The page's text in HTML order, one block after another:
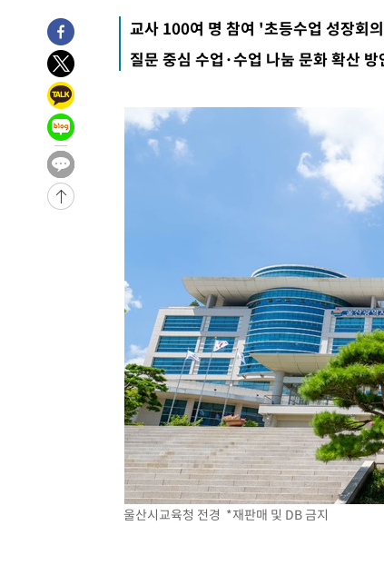
-4473초 전 >
"美간섭에 합의 지연"…트럼프, '이란 호르무즈 통제
-993초 전 >
[속보]산업장관 "李정부, 원전 반대 안해…안정 전력 위
5분 전 >[속보]경찰, '홍명보 선임 논란' 대한축구협회·축구회관 등
-25913초 전 >
-25661초 전 >
日방위성, 北이 동해로 쏜 발사체는 탄도미사일 가능성
-24091초 전 >
[속보] SKT, 에이닷 서비스 장애 발생…"원인 파악
-23497초 전 >
[속보]합참 "북, 동해상으로 미상 발사체 발사"
-22893초 전 >
'낮 최고 39도' 불볕더위…한밤 열대야도 계속[내일
'월드컵 탈락 후폭풍' 축구협회…초유의 압수수색에
서울 낮 37.9도, 올여름 최고치 경신…영등포 순간
[속보]종합특검, 대검 추가 압수수색…내란 중요임
[속보]코스닥, 800p 회복…0.26% 오른 801.67 마
[속보]코스피, 301.88포인트(4.58%) 내린
[속보]원·달러 환율, 0.7원 내린 1423.8원 마감
"여기 떨어졌다"…다누리, 스페이스X 로켓 달 충돌
손흥민, 5경기 연속골 실패…LAFC는 승부차기 끝
내일까지 39도 '펄펄'…기상청 "태풍 지나며 폭염 잠
트럼프, 한국계 진보 주지사 후보 맹공…"공산주의가
"美간섭에 합의 지연"…트럼프, '이란 호르무즈 통제
교사 100여 명 참여 '초등수업 성장회
질문 중심 수업·수업 나눔 문화 확산 방
울산시교육청 전경 *재판매 및 DB 금지